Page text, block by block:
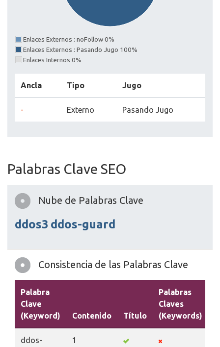
Enlaces Externos : noFollow 0%
Enlaces Externos : Pasando Jugo 100%
Enlaces Internos 0%
Ancla Tipo Jugo
- Externo Pasando Jugo
Palabras Clave SEO
Nube de Palabras Clave
ddos3 ddos-guard
Consistencia de las Palabras Clave
Palabra
Clave
(Keyword)
Contenido Título
Palabras
Claves
(Keywords)
ddos-
1